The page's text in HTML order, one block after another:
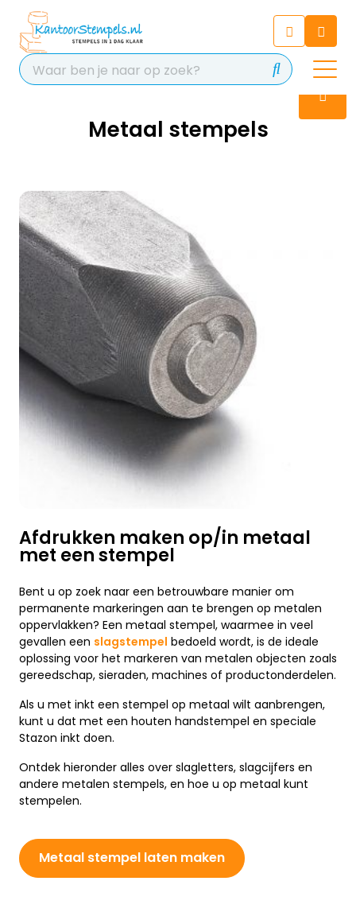
Chatbot
Chat 24/7 met onze chatbot
voor hulp
Contact
Metaal stempels
Afdrukken maken op/in metaal
met een stempel
Bent u op zoek naar een betrouwbare manier om
permanente markeringen aan te brengen op metalen
oppervlakken? Een metaal stempel, waarmee in veel
gevallen een slagstempel bedoeld wordt, is de ideale
oplossing voor het markeren van metalen objecten zoals
gereedschap, sieraden, machines of productonderdelen.
Als u met inkt een stempel op metaal wilt aanbrengen,
kunt u dat met een houten handstempel en speciale
Stazon inkt doen.
Ontdek hieronder alles over slagletters, slagcijfers en
andere metalen stempels, en hoe u op metaal kunt
stempelen.
Metaal stempel laten maken